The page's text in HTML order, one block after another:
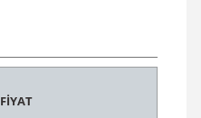
FİYAT